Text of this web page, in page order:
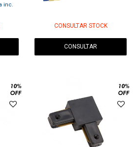
CONSULTAR STOCK
CONSULTAR